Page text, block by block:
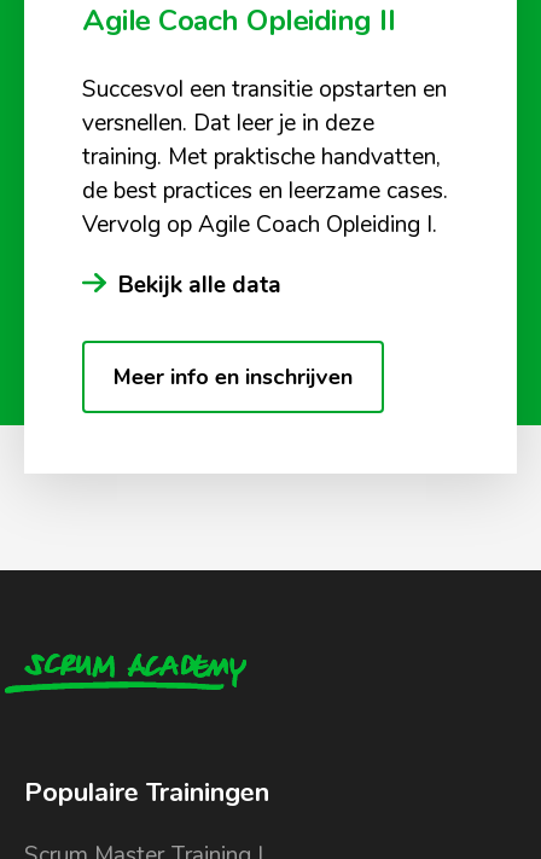
Agile Coach Opleiding II
Succesvol een transitie opstarten en
versnellen. Dat leer je in deze
training. Met praktische handvatten,
de best practices en leerzame cases.
Vervolg op Agile Coach Opleiding I.
Bekijk alle data
Meer info en inschrijven
Populaire Trainingen